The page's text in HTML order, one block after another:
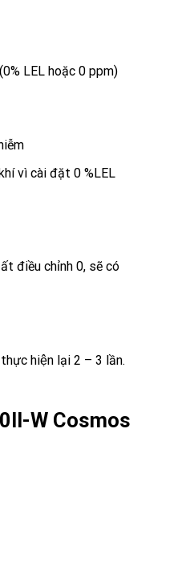
LEL hoặc 0 ppm)
vì cài đặt 0 %LEL
điều chỉnh 0, sẽ có
hiện lại 2 – 3 lần.
W Cosmos